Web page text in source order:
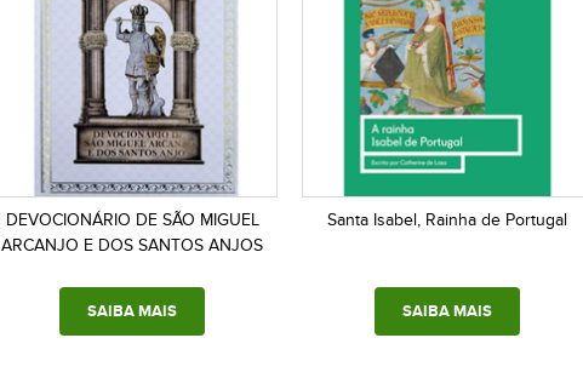
DEVOCIONÁRIO DE SÃO MIGUEL
ARCANJO E DOS SANTOS ANJOS
SAIBA MAIS
Santa Isabel, Rainha de Portugal
SAIBA MAIS